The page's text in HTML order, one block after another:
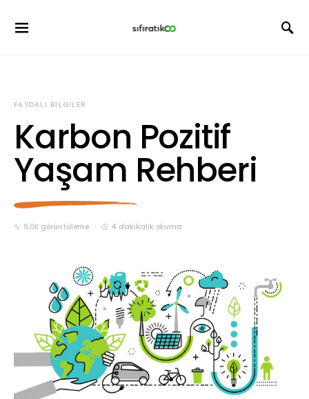
FAYDALI BILGILER
Karbon Pozitif
Yaşam Rehberi
9,0K görüntüleme 4 dakikalık okuma